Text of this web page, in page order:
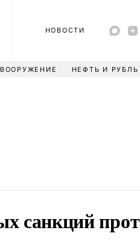
НОВОСТИ
НЕФТЬ И РУБЛЬ
санкций